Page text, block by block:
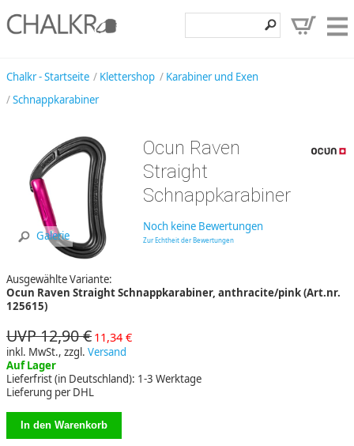
Hilfe, Kontakt
Kundenbereich
Chalkr - Startseite Klettershop
Karabiner und Exen
Schnappkarabiner
Galerie
Ocun Raven
Straight
Schnappkarabiner
Noch keine Bewertungen
Zur Echtheit der Bewertungen
Ausgewählte Variante:
Ocun Raven Straight Schnappkarabiner, anthracite/pink (Art.nr.
125615)
UVP 12,90 € 11,34 €
inkl. MwSt., zzgl. Versand
Auf Lager
Lieferfrist (in Deutschland): 1-3 Werktage
Lieferung per DHL